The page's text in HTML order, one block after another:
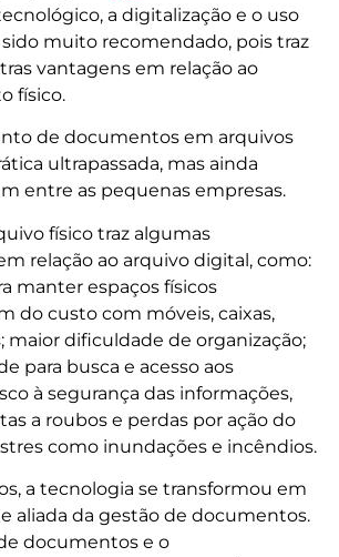
a digitalização e o uso
muito recomendado, pois traz
vantagens em relação ao
físico.
de documentos em arquivos
ultrapassada, mas ainda
entre as pequenas empresas.
físico traz algumas
relação ao arquivo digital, como:
manter espaços físicos
do custo com móveis, caixas,
maior dificuldade de organização;
para busca e acesso aos
à segurança das informações,
a roubos e perdas por ação do
como inundações e incêndios.
a tecnologia se transformou em
aliada da gestão de documentos.
documentos e o